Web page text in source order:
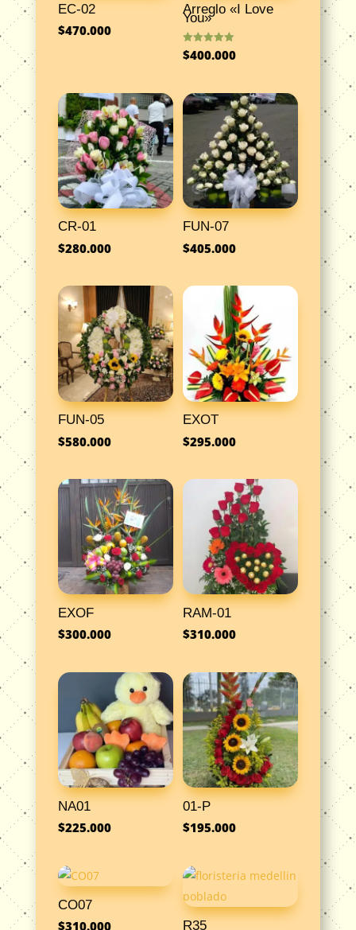
EC-02
$470.000
Arreglo «I Love
You»
Valorado
con
$400.000
CR-01
$280.000
FUN-07
$405.000
FUN-05
$580.000
EXOT
$295.000
EXOF
$300.000
RAM-01
$310.000
NA01
$225.000
01-P
$195.000
CO07
$310.000 R35